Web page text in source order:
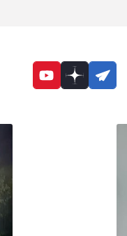
YouTubeDzen